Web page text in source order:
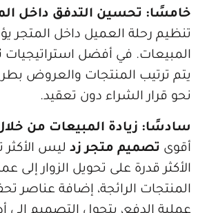
التدفق داخل المتجر
العميل داخل المتجر يؤثر مباشرة
في أفضل استراتيجياتتصميم
المنتجات والعروض بطريقة تقود
دون تعقيد.
المبيعات من خلال تصميم
متجر زدليس الأكثر تعقيدًا
على تحويل الزوار إلى عملاء. من
إضافة عناصر تحفيزية،